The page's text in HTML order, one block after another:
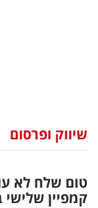
וצרכנות
דיגיטל
שיווק ופרסום
טום שלח לא
קמפיין